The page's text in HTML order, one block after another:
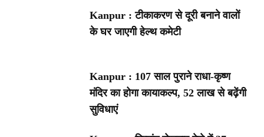
Kanpur : टीकाकरण से दूरी बनाने वालों
के घर जाएगी हेल्थ कमेटी
Kanpur : 107 साल पुराने राधा-कृष्ण
मंदिर का होगा कायाकल्प, 52 लाख से बढ़ेंगी
सुविधाएं